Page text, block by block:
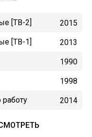
[ТВ-2] 2015
[ТВ-1] 2013
1990
1998
работу 2014